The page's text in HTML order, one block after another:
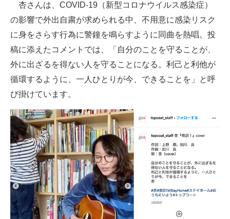
杏さんは、COVID-19（新型コロナウイルス感染症）
の影響で外出自粛が求められる中、不用意に感染リスク
に身をさらす行為に警鐘を鳴らすように同曲を熱唱。投
稿に添えたコメントでは、「自分のことを守ることが、
外に出ざるを得ない人を守ることになる。利己と利他が
循環するように、一人ひとりが今、できることを」と呼
び掛けています。